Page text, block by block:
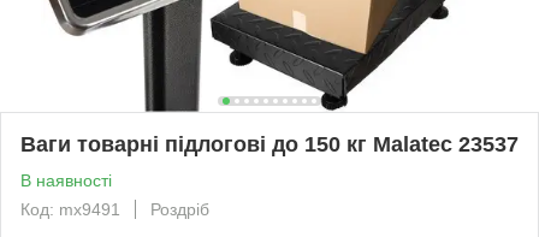
Ваги товарні підлогові до 150 кг Malatec 23537
В наявності
Код: mx9491
Роздріб